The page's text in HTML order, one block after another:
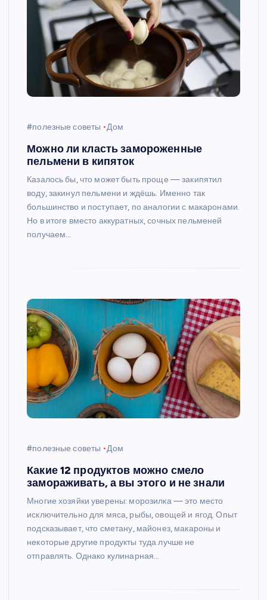
#полезные советы Дом
Можно ли класть замороженные
пельмени в кипяток
Казалось бы, что может быть проще — закипятил
воду, закинул пельмени и ждёшь. Именно так
большинство и поступает, по аналогии с макаронами.
Но в итоге вместо аккуратных, сочных пельменей
получаем…
#полезные советы Дом
Какие 12 продуктов можно смело
замораживать, а вы этого и не знали
Многие хозяйки уверены: морозилка — это место
исключительно для мяса, рыбы, овощей и ягод. Опыт
подсказывает, что сметану, майонез, макароны и
некоторые другие продукты туда лучше не
отправлять. Однако кулинарная…